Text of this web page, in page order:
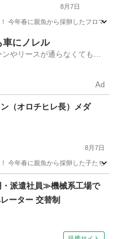
8月7日
今年春に親魚から採卵したフロマ
フロマージュ
車にノレル
やリースが通らなくてもク
Ad
（オロチヒレ長）メダ
8月7日
今年春に親魚から採卵した子たち
オロチヒレ
派遣社員≫機械系工場で
ーター 交替制